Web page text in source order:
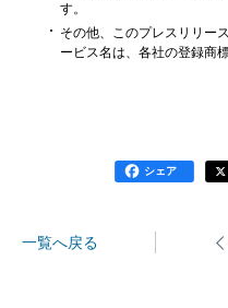
す。
その他、このプレスリリー
ービス名は、各社の登録商
シェア
一覧へ戻る